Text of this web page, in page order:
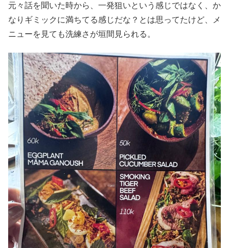
元々話を聞いた時から、一発狙いという感じではなく、か
なりギミックに満ちてる感じだな？とは思ってたけど、メ
ニューを見ても洗練さが垣間見られる。